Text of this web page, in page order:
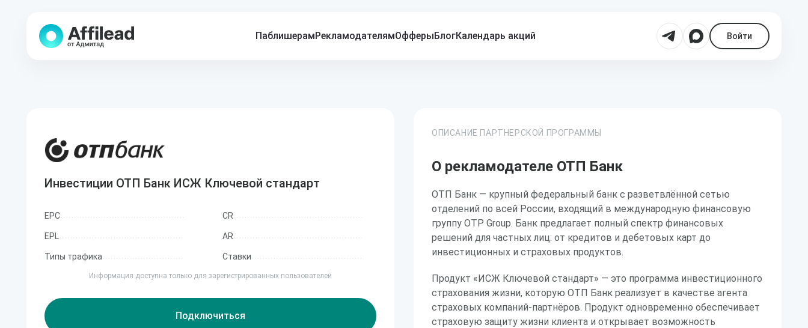
ПаблишерамРекламодателямОфферыБлогКалендарь акций Войти
Инвестиции ОТП Банк ИСЖ Ключевой стандарт
EPC CR
EPL AR
Типы трафика Ставки
Информация доступна только для зарегистрированных пользователей
Подключиться
ОПИСАНИЕ ПАРТНЕРСКОЙ ПРОГРАММЫ
О рекламодателе ОТП Банк
ОТП Банк — крупный федеральный банк с разветвлённой сетью
отделений по всей России, входящий в международную финансовую
группу OTP Group. Банк предлагает полный спектр финансовых
решений для частных лиц: от кредитов и дебетовых карт до
инвестиционных и страховых продуктов.
Продукт «ИСЖ Ключевой стандарт» — это программа инвестиционного
страхования жизни, которую ОТП Банк реализует в качестве агента
страховых компаний-партнёров. Продукт одновременно обеспечивает
страховую защиту жизни клиента и открывает возможность